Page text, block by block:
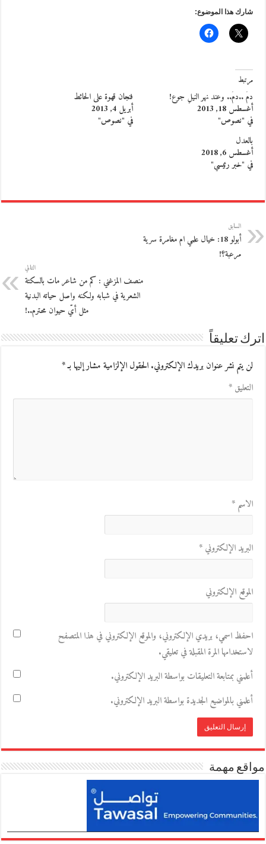
شارك هذا الموضوع:
مرتبط
دمٌ ..دمٌ.. وعند نهر النيلِ جوع!
أغسطس 18, 2013
في "نصوص"
فنجان قهوة على الحائط
أبريل 4, 2013
في "نصوص"
بالعدل
أغسطس 6, 2018
في "خبر رئيسي"
السابق
أبولو 18: خيال علمي ام مغامرة سرية
مرعبة؟!
التالي
منصف المزغني : كم من شاعر مات بالسكتة
الشعرية في شبابه ولكنه واصل حياته البدنية
مثل أيّ حيوان محترم..!
اترك تعليقاً
لن يتم نشر عنوان بريدك الإلكتروني.الحقول الإلزامية مشار إليها بـ*
التعليق*
الاسم*
البريد الإلكتروني*
الموقع الإلكتروني
احفظ اسمي، بريدي الإلكتروني، والموقع الإلكتروني في هذا المتصفح
لاستخدامها المرة المقبلة في تعليقي.
أعلمني بمتابعة التعليقات بواسطة البريد الإلكتروني.
أعلمني بالمواضيع الجديدة بواسطة البريد الإلكتروني.
مواقع مهمة